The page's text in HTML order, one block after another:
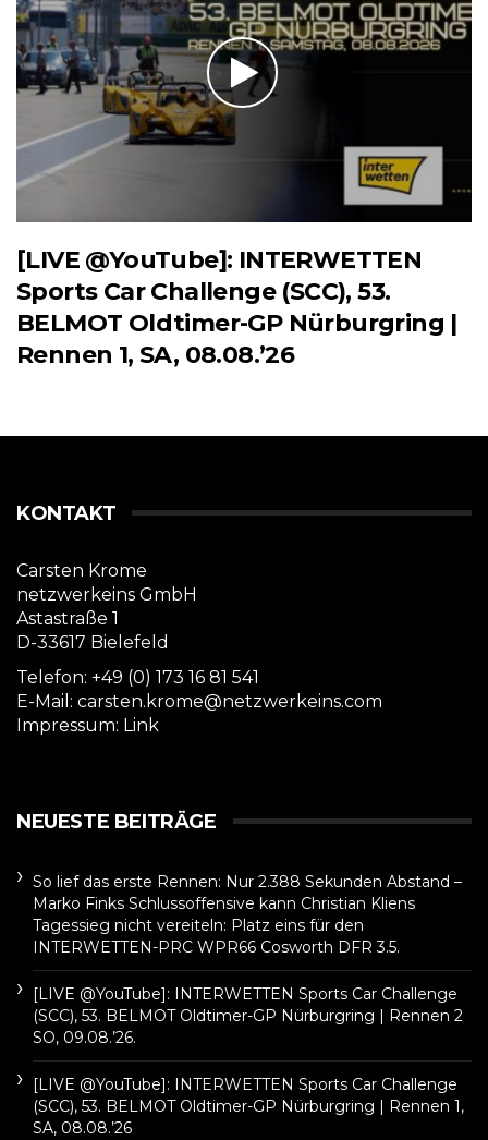
[LIVE @YouTube]: INTERWETTEN
Sports Car Challenge (SCC), 53.
BELMOT Oldtimer-GP Nürburgring |
Rennen 1, SA, 08.08.’26
KONTAKT
Carsten Krome
netzwerkeins GmbH
Astastraße 1
D-33617 Bielefeld
Telefon: +49 (0) 173 16 81 541
E-Mail: carsten.krome@netzwerkeins.com
Impressum: Link
NEUESTE BEITRÄGE
So lief das erste Rennen: Nur 2.388 Sekunden Abstand –
Marko Finks Schlussoffensive kann Christian Kliens
Tagessieg nicht vereiteln: Platz eins für den
INTERWETTEN-PRC WPR66 Cosworth DFR 3.5.
[LIVE @YouTube]: INTERWETTEN Sports Car Challenge
(SCC), 53. BELMOT Oldtimer-GP Nürburgring | Rennen 2
SO, 09.08.’26.
[LIVE @YouTube]: INTERWETTEN Sports Car Challenge
(SCC), 53. BELMOT Oldtimer-GP Nürburgring | Rennen 1,
SA, 08.08.’26